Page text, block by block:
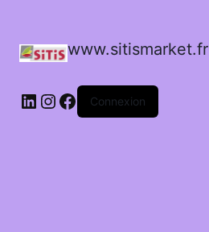
www.sitismarket.fr
LinkedIn
Instagram
Facebook
Connexion